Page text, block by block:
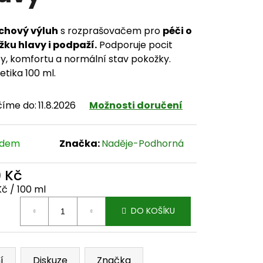
výluh s rozprašovačem pro péči o
hlavy i podpaží. Podporuje pocit
komfortu a normální stav pokožky.
100 ml.
do:11.8.2026 Možnosti doručení
Značka:Naděje-Podhorná
Kč
cena:
/ 100 ml
DO KOŠÍKU
Diskuze
Značka